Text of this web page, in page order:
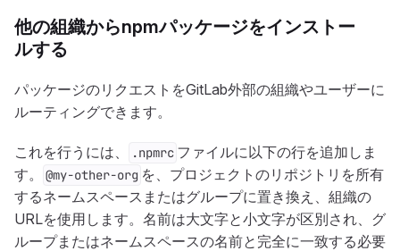
他の組織からnpmパッケージをインストー
ルする
パッケージのリクエストをGitLab外部の組織やユーザーに
ルーティングできます。
これを行うには、 .npmrc ファイルに以下の行を追加しま
す。
@my-other-org を、プロジェクトのリポジトリを所有
するネームスペースまたはグループに置き換え、組織の
URLを使用します。名前は大文字と小文字が区別され、グ
ループまたはネームスペースの名前と完全に一致する必要